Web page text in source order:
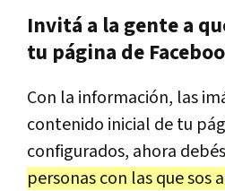
Invitá a la gente a
tu página de
Con la información, las
contenido inicial de tu
configurados, ahora debés
personas con las que sos